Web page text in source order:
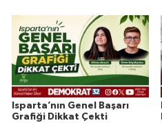
Isparta’nın Genel Başarı
Grafiği Dikkat Çekti